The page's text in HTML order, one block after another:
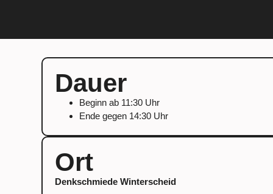
Dauer
Beginn ab 11:30 Uhr
Ende gegen 14:30 Uhr
Ort
Denkschmiede Winterscheid